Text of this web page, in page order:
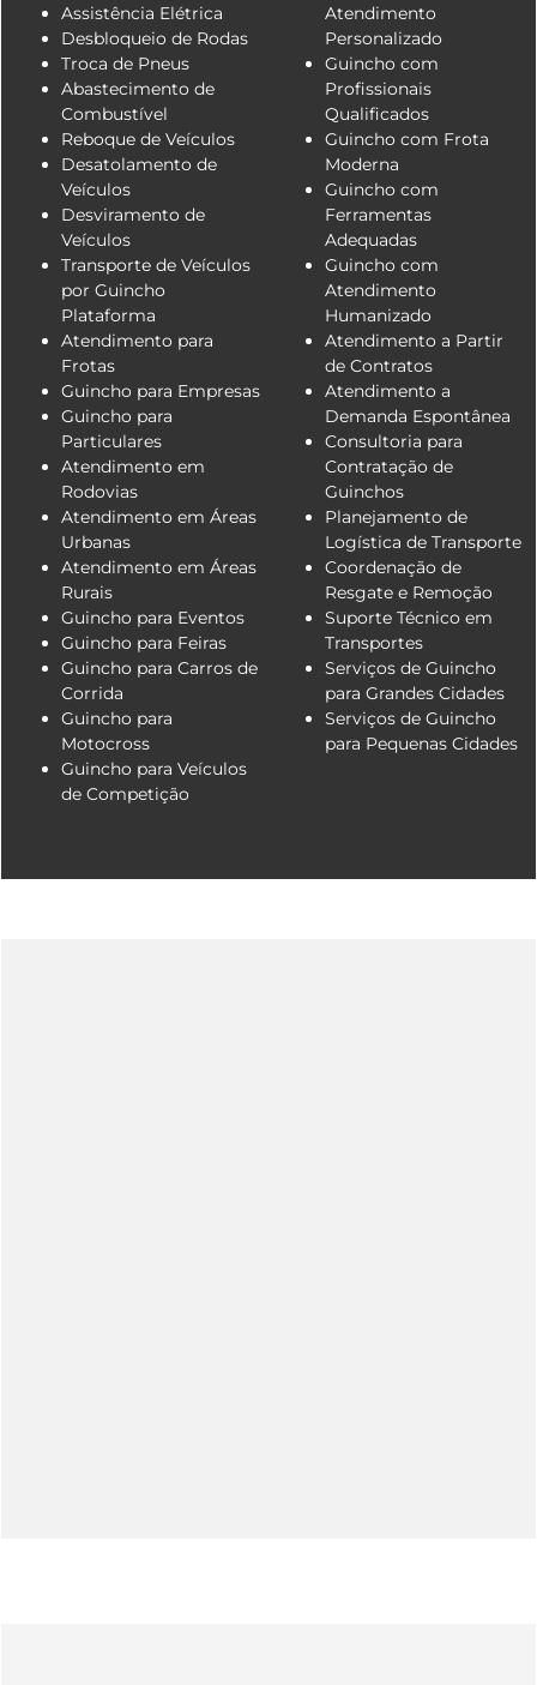
Assistência Elétrica
Desbloqueio de Rodas
Troca de Pneus
Abastecimento de
Combustível
Reboque de Veículos
Desatolamento de
Veículos
Desviramento de
Veículos
Transporte de Veículos
por Guincho
Plataforma
Atendimento para
Frotas
Guincho para Empresas
Guincho para
Particulares
Atendimento em
Rodovias
Atendimento em Áreas
Urbanas
Atendimento em Áreas
Rurais
Guincho para Eventos
Guincho para Feiras
Guincho para Carros de
Corrida
Guincho para
Motocross
Guincho para Veículos
de Competição
Atendimento
Personalizado
Guincho com
Profissionais
Qualificados
Guincho com Frota
Moderna
Guincho com
Ferramentas
Adequadas
Guincho com
Atendimento
Humanizado
Atendimento a Partir
de Contratos
Atendimento a
Demanda Espontânea
Consultoria para
Contratação de
Guinchos
Planejamento de
Logística de Transporte
Coordenação de
Resgate e Remoção
Suporte Técnico em
Transportes
Serviços de Guincho
para Grandes Cidades
Serviços de Guincho
para Pequenas Cidades